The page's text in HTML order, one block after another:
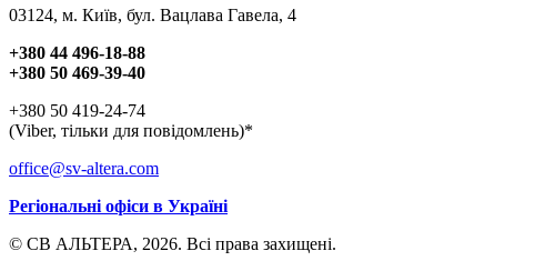
03124, м. Київ, бул. Вацлава Гавела, 4
+380 44 496-18-88
+380 50 469-39-40
+380 50 419-24-74
(Viber, тільки для повідомлень)*
office@sv-altera.com
Регіональні офіси в Україні
© СВ АЛЬТЕРА, 2026. Всі права захищені.